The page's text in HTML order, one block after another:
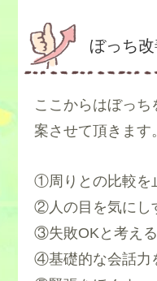
ぼっち
ここからはぼっ
案させて頂きます
①周りとの比較を
②人の目を気にし
③失敗OKと考える
④基礎的な会話力